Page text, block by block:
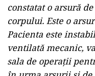
constatat o arsură
corpului. Este o
Pacienta este
ventilată mecanic,
sala de operaţii